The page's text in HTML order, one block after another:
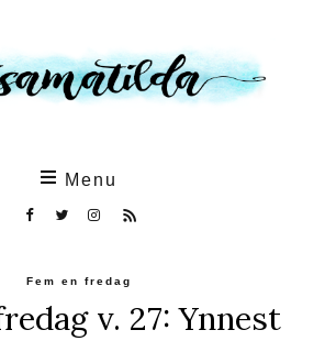
Menu
Fem en fredag
v. 27: Ynnest